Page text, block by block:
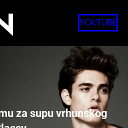
YOUTUBE
za supu vrhunskog